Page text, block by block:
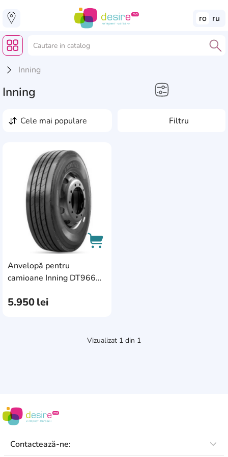
ro ru
Inning
Inning
Filtru
cele mai populare
Anvelopă pentru
camioane Inning DT966
5.950lei
Vizualizat 1 din 1
Contactează-ne: